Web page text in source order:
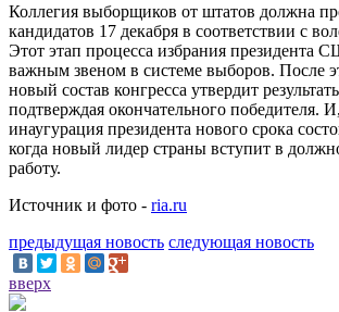
Коллегия выборщиков от штатов должна
кандидатов 17 декабря в соответствии с
Этот этап процесса избрания президента
важным звеном в системе выборов. После
новый состав конгресса утвердит
подтверждая окончательного победителя.
инаугурация президента нового срока
когда новый лидер страны вступит в
работу.
Источник и фото - ria.ru
предыдущая новость следующая новость
вверх